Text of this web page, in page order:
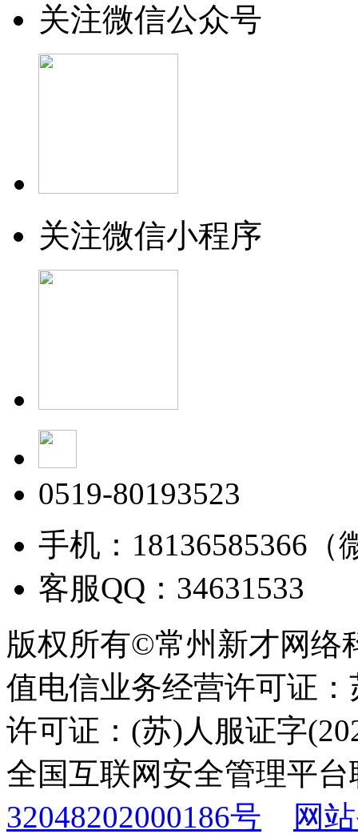
关注微信公众号
关注微信小程序
0519-80193523
手机：18136585366（
客服QQ：34631533
版权所有©常州新才网络
值电信业务经营许可证
许可证：(苏)人服证字
全国互联网安全管理平
32048202000186号
网